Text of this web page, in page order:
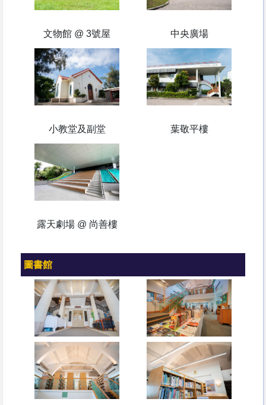
文物館 @ 3號屋 中央廣場
小教堂及副堂 葉敬平樓
露天劇場 @ 尚善樓
圖書館